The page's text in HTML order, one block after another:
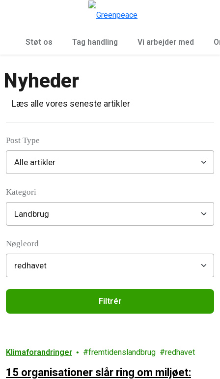
Støt os Tag handling Vi arbejder med
Nyheder
Læs alle vores seneste artikler
Post Type
Kategori
Nøgleord
Filtrér
Klimaforandringer fremtidenslandbrug redhavet
15 organisationer slår ring om miljøet: